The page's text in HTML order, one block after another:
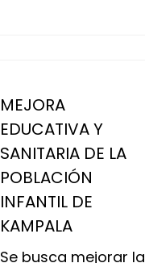
MEJORA
EDUCATIVA Y
SANITARIA DE LA
POBLACIÓN
INFANTIL DE
KAMPALA
Se busca mejorar la